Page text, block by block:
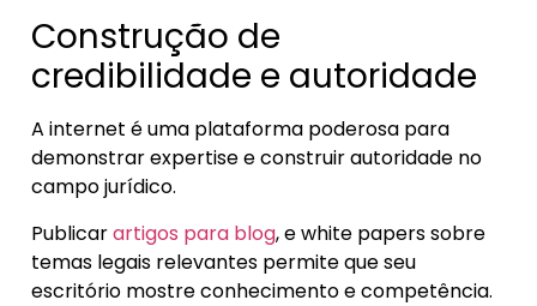
Construção de
credibilidade e autoridade
A internet é uma plataforma poderosa para
demonstrar expertise e construir autoridade no
campo jurídico.
Publicarartigos para blog, e white papers sobre
temas legais relevantes permite que seu
escritório mostre conhecimento e competência.